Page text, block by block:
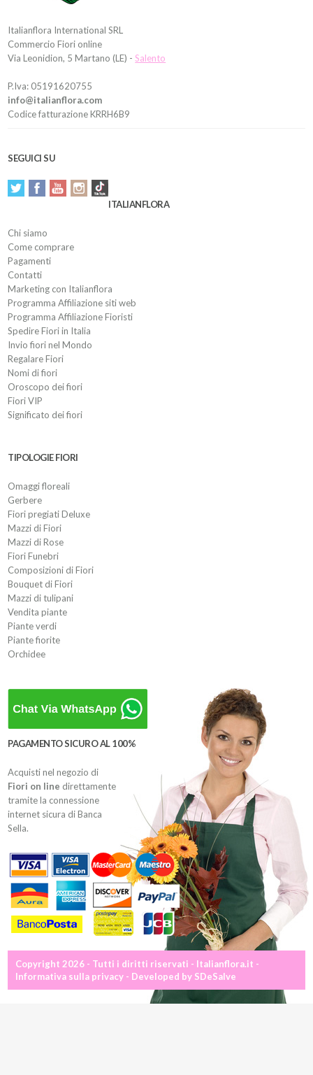
Italianflora International SRL
Commercio Fiori online
Via Leonidion, 5 Martano (LE) -Salento
P.Iva: 05191620755
info@italianflora.com
Codice fatturazione KRRH6B9
SEGUICI SU
ITALIANFLORA
Chi siamo
Come comprare
Pagamenti
Contatti
Marketing con Italianflora
Programma Affiliazione siti web
Programma Affiliazione Fioristi
Spedire Fiori in Italia
Invio fiori nel Mondo
Regalare Fiori
Nomi di fiori
Oroscopo dei fiori
Fiori VIP
Significato dei fiori
TIPOLOGIE FIORI
Omaggi floreali
Gerbere
Fiori pregiati Deluxe
Mazzi di Fiori
Mazzi di Rose
Fiori Funebri
Composizioni di Fiori
Bouquet di Fiori
Mazzi di tulipani
Vendita piante
Piante verdi
Piante fiorite
Orchidee
PAGAMENTO SICURO AL 100%
Acquisti nel negozio di
Fiori on line direttamente
tramite la connessione
internet sicura di Banca
Sella.
Copyright 2026 - Tutti i diritti riservati - Italianflora.it -
Informativa sulla privacy- Developed by SDeSalve